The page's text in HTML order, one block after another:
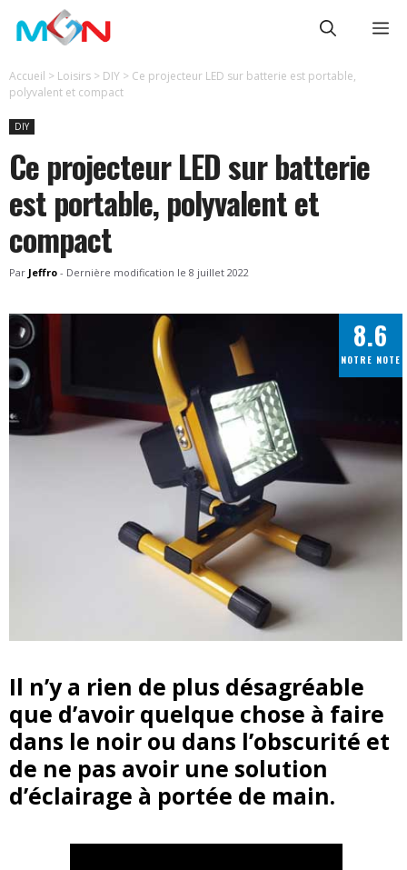
au
contenu
Accueil > Loisirs > DIY > Ce projecteur LED sur batterie est portable,
polyvalent et compact
DIY
Ce projecteur LED sur batterie
est portable, polyvalent et
compact
Par Jeffro - Dernière modification le 8 juillet 2022
8.6
NOTRE NOTE
Il n’y a rien de plus désagréable
que d’avoir quelque chose à faire
dans le noir ou dans l’obscurité et
de ne pas avoir une solution
d’éclairage à portée de main.